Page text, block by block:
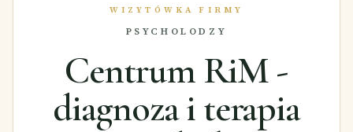
WIZYTÓWKA FIRMY
PSYCHOLODZY
Centrum RiM -
diagnoza i terapia